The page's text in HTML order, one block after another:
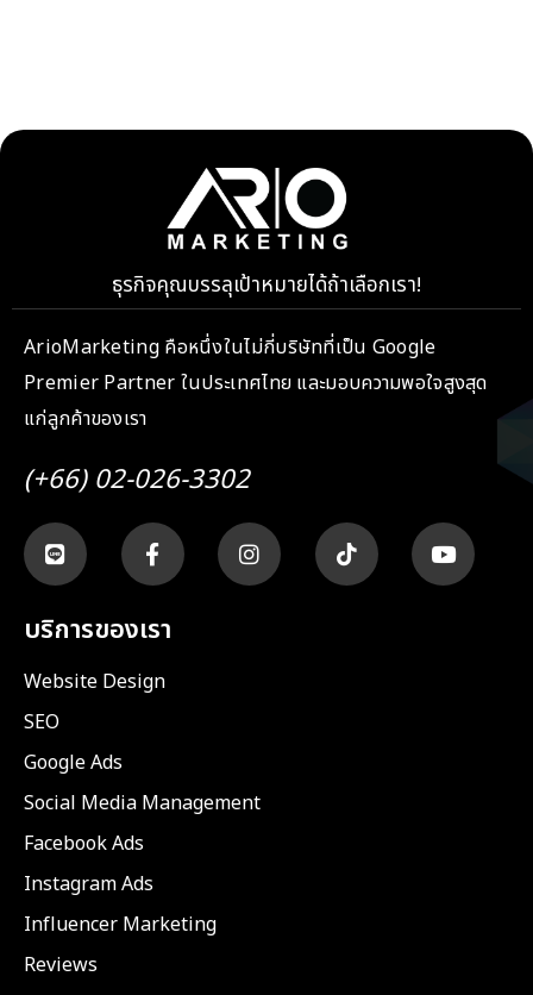
ธุรกิจคุณบรรลุเป้าหมายได้ถ้าเลือกเรา!
ArioMarketing คือหนึ่งในไม่กี่บริษัทที่เป็น Google
Premier Partner ในประเทศไทย และมอบความพอใจสูงสุด
แก่ลูกค้าของเรา
(+66) 02-026-3302
บริการของเรา
Website Design
SEO
Google Ads
Social Media Management
Facebook Ads
Instagram Ads
Influencer Marketing
Reviews